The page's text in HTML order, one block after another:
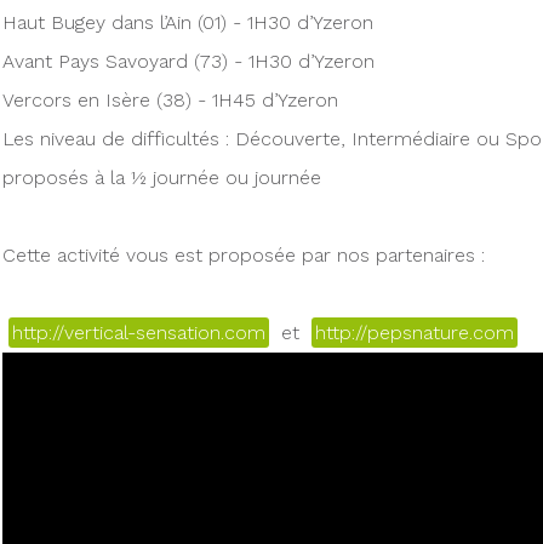
Haut Bugey dans l’Ain (01) - 1H30 d’Yzeron
Avant Pays Savoyard (73) - 1H30 d’Yzeron
Vercors en Isère (38) - 1H45 d’Yzeron
Les niveau de difficultés : Découverte, Intermédiaire ou
proposés à la ½ journée ou journée
Cette activité vous est proposée par nos partenaires :
http://vertical-sensation.com et http://pepsnature.com